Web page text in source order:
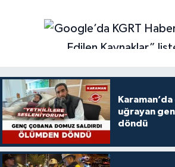
Karaman’da
uğrayan
döndü